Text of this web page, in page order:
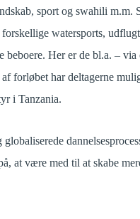
sport og swahili m.m.
watersports,
Her er de bl.a. –
forløbet har deltagerne
i Tanzania.
at være med til at skabe